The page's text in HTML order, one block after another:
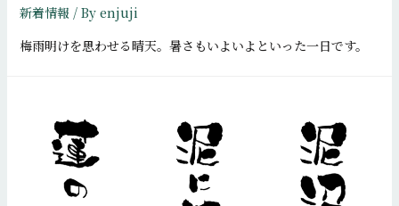
新着情報 / By enjuji
梅雨明けを思わせる晴天。暑さもいよいよといった一日です。